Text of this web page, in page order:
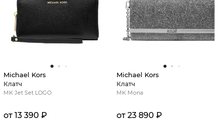
Michael Kors
Клатч
MK Jet Set LOGO
от 13 390 ₽
Michael Kors
Клатч
MK Mona
от 23 890 ₽